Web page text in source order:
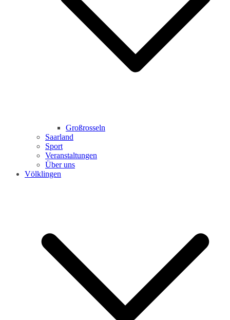
Großrosseln
Saarland
Sport
Veranstaltungen
Über uns
Völklingen